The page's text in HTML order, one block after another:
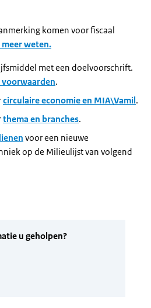
komen voor fiscaal
weten.
met een doelvoorschrift.
.
circulaire economie en MIA\Vamil.
thema en branches.
voor een nieuwe
op de Milieulijst van volgend